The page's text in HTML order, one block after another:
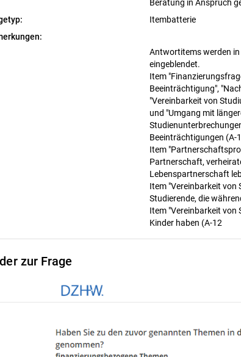
Beratung in Anspruch
Itembatterie
Antwortitems werden
eingeblendet.
Item
Beeinträchtigung",
"Vereinbarkeit von
und "Umgang mit
Beeinträchtigungen (A-
Item
Partnerschaft,
Lebenspartnerschaft
Item "Vereinbarkeit
Studierende, die
Item "Vereinbarkeit von
Kinder haben (A-12
zur Frage